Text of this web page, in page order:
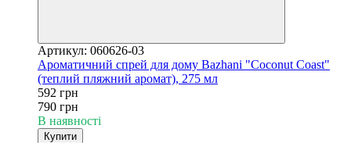
Артикул: 060626-03
Ароматичний спрей для дому Bazhani "Coconut Coast"
(теплий пляжний аромат), 275 мл
592 грн
790 грн
В наявності
Купити